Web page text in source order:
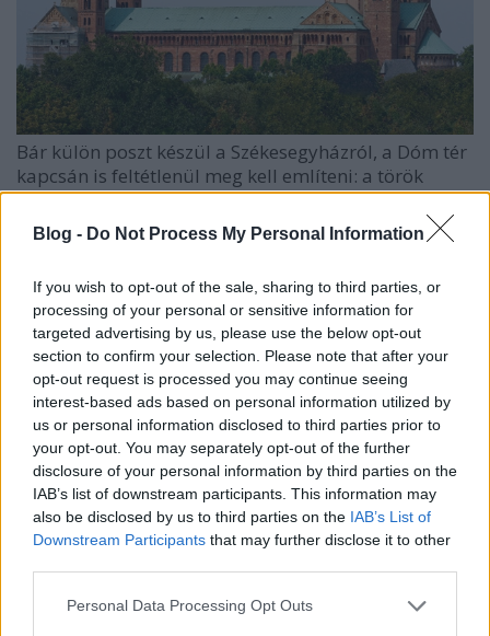
Blog - Do Not Process My Personal Information
If you wish to opt-out of the sale, sharing to third parties, or
processing of your personal or sensitive information for
targeted advertising by us, please use the below opt-out
section to confirm your selection. Please note that after your
opt-out request is processed you may continue seeing
interest-based ads based on personal information utilized by
us or personal information disclosed to third parties prior to
your opt-out. You may separately opt-out of the further
disclosure of your personal information by third parties on the
IAB’s list of downstream participants. This information may
also be disclosed by us to third parties on the IAB’s List of
Downstream Participants that may further disclose it to other
Please note that this website/app uses one or more Google
Personal Data Processing Opt Outs
Bár külön poszt készül a Székesegyházról, a Dóm tér
kapcsán is feltétlenül meg kell említeni: a török
időkben dzsámivá alakított épületet a XVIII.
században csupán toldozgatták (és foltozgatták).
1805-re olyan rossz állapotba került, hogy Pollack
köré építeni (ez látható a második képen). Ez a
falrendszer természeténél fogva hamar felújításra
szorult, ekkor úgy döntöttek, hogy a Milleniumra
teljesen átépítik a templomot: Friedrich von Schmidt
szinte az alapokig lebontotta a falakat, majd
felépítette a ma látható épületet, tulajdonképpen
egy ideális románkori állapot szerint. A mintát a
német és észak-olasz székesegyházak szolgáltatták,
a tornyok formája és elrendezése a képen látható
speyeri székesegyházat mintázza, de a mennyezet
előképe a hildesheimi Szent Mihály templom volt (az